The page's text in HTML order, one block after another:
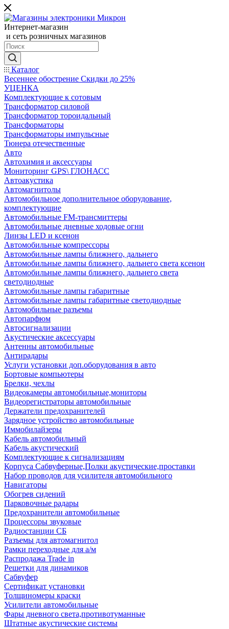
Интернет-магазин
и сеть розничных магазинов
Каталог
Весеннее обострение Скидки до 25%
УЦЕНКА
Комплектующие к сотовым
Трансформатор силовой
Трансформатор тороидальный
Трансформаторы
Трансформаторы импульсные
Тюнера отечественные
Авто
Автохимия и аксессуары
Мониторинг GPS\ ГЛОНАСС
Автоакустика
Автомагнитолы
Автомобильное дополнительное оборудование,
комплектующие
Автомобильные FM-трансмиттеры
Автомобильные дневные ходовые огни
Линзы LED и ксенон
Автомобильные компрессоры
Автомобильные лампы ближнего, дальнего
Автомобильные лампы ближнего, дальнего света ксенон
Автомобильные лампы ближнего, дальнего света
светодиодные
Автомобильные лампы габаритные
Автомобильные лампы габаритные светодиодные
Автомобильные разъемы
Автопарфюм
Автосигнализации
Акустические аксессуары
Антенны автомобильные
Антирадары
Услуги установки доп.оборудования в авто
Бортовые компьютеры
Брелки, чехлы
Видеокамеры автомобильные,мониторы
Видеорегистраторы автомобильные
Держатели предохранителей
Зарядное устройство автомобильные
Иммобилайзеры
Кабель автомобильный
Кабель акустический
Комплектующие к сигнализациям
Корпуса Сабвуферные,Полки акустические,проставки
Набор проводов для усилителя автомобильного
Навигаторы
Обогрев сидений
Парковочные радары
Предохранители автомобильные
Процессоры звуковые
Радиостанции СБ
Разъемы для автомагнитол
Рамки переходные для а/м
Распродажа Trade in
Решетки для динамиков
Сабвуфер
Сертификат установки
Толщиномеры краски
Усилители автомобильные
Фары дневного света,противотуманные
Штатные акустические системы